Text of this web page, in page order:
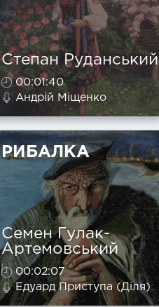
Степан Руданський
00:01:40
Андрій Міщенко
РИБАЛКА
Семен Гулак-
Артемовський
00:02:07
Едуард Приступа (Діля)